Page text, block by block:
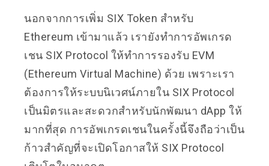
นอกจากการเพิ่ม SIX Token สำหรับ
Ethereum เข้ามาแล้ว เรายังทำการอัพเกรด
เชน SIX Protocol ให้ทำการรองรับ EVM
(Ethereum Virtual Machine) ด้วย เพราะเรา
ต้องการให้ระบบนิเวศน์ภายใน SIX Protocol
เป็นมิตรและสะดวกสำหรับนักพัฒนา dApp ให้
มากที่สุด การอัพเกรดเชนในครั้งนี้จึงถือว่าเป็น
ก้าวสำคัญที่จะเปิดโอกาสให้ SIX Protocol